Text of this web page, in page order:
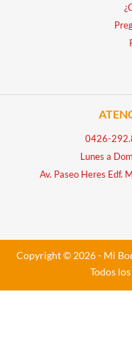
0426-
Lunes a
Av. Paseo Heres Edf.
Copyright © 2026 - Mi
Todos